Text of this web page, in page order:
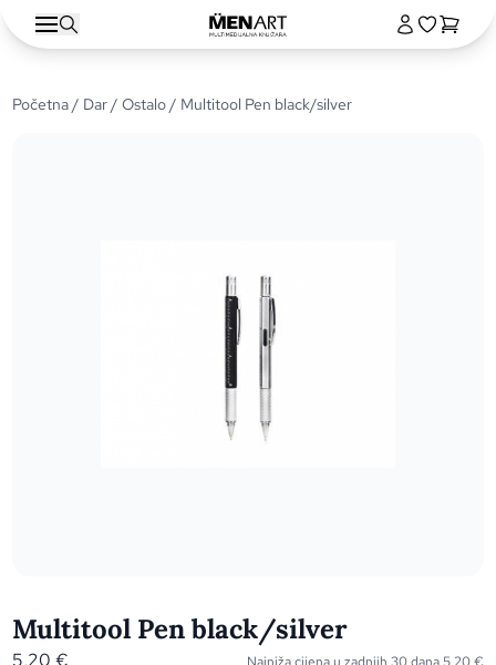
Početna/ Dar/Ostalo/ Multitool Pen black/silver
Multitool Pen black/silver
5,20€